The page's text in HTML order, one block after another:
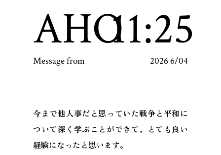
AHO11:25
Message from 2026 6/04
今まで他人事だと思っていた戦争と平和に
ついて深く学ぶことができて、とても良い
経験になったと思います。